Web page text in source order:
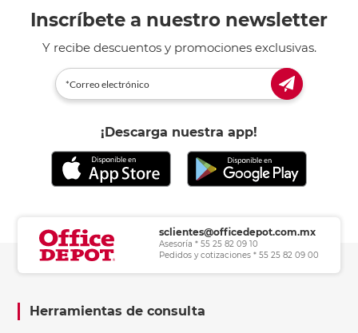
Inscríbete a nuestro newsletter
Y recibe descuentos y promociones exclusivas.
¡Descarga nuestra app!
sclientes@officedepot.com.mx
Asesoría * 55 25 82 09 10
Pedidos y cotizaciones * 55 25 82 09 00
Herramientas de consulta